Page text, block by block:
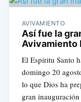
AVIVAMIENTO
Así fue la
Avivamiento
El Espíritu Santo
domingo 20
lo que Dios ha
gran